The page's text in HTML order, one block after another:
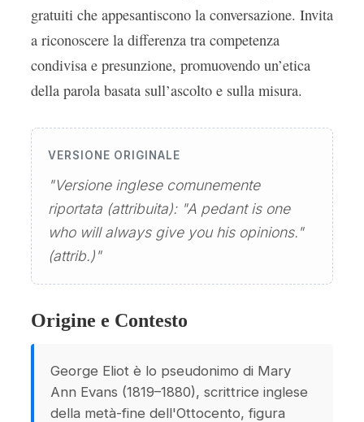
gratuiti che appesantiscono la conversazione. Invita
a riconoscere la differenza tra competenza
condivisa e presunzione, promuovendo un’etica
della parola basata sull’ascolto e sulla misura.
VERSIONE ORIGINALE
"Versione inglese comunemente
riportata (attribuita): "A pedant is one
who will always give you his opinions."
(attrib.)"
Origine e Contesto
George Eliot è lo pseudonimo di Mary
Ann Evans (1819–1880), scrittrice inglese
della metà-fine dell'Ottocento, figura